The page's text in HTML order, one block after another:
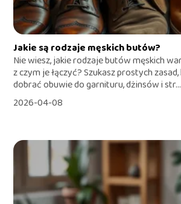
Jakie są rodzaje męskich butów?
Nie wiesz, jakie rodzaje butów męskich
z czym je łączyć? Szukasz prostych
dobrać obuwie do garnituru, dżinsów i str...
2026-04-08